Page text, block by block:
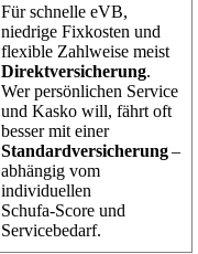
Für schnelle eVB,
niedrige Fixkosten und
flexible Zahlweise meist
Direktversicherung.
Wer persönlichen Service
und Kasko will, fährt oft
besser mit einer
Standardversicherung–
abhängig vom
individuellen
Schufa‑Score und
Servicebedarf.